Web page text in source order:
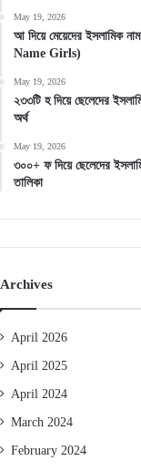
May 19, 2026
আ দিয়ে মেয়েদের ইসলামিক
Name Girls)
May 19, 2026
২৩৩টি হ দিয়ে ছেলেদের
অর্থ
May 19, 2026
৩০০+ ফ দিয়ে ছেলেদের
তালিকা
Archives
April 2026
April 2025
April 2024
March 2024
February 2024